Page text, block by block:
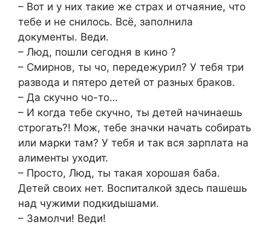
– Вот и у них такие же страх и отчаяние, что
тебе и не снилось. Всё, заполнила
документы. Веди.
– Люд, пошли сегодня в кино ?
– Смирнов, ты чо, передежурил? У тебя три
развода и пятеро детей от разных браков.
– Да скучно чо-то…
– И когда тебе скучно, ты детей начинаешь
строгать?! Мож, тебе значки начать собирать
или марки там? У тебя и так вся зарплата на
алименты уходит.
– Просто, Люд, ты такая хорошая баба.
Детей своих нет. Воспиталкой здесь пашешь
над чужими подкидышами.
– Замолчи! Веди!